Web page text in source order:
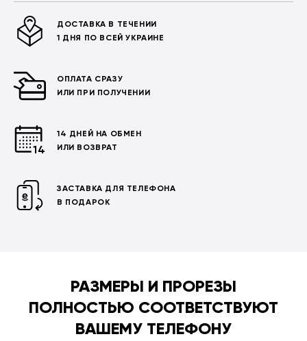
ДОСТАВКА В ТЕЧЕНИИ
1 ДНЯ ПО ВСЕЙ УКРАИНЕ
ОПЛАТА СРАЗУ
ИЛИ ПРИ ПОЛУЧЕНИИ
14 ДНЕЙ НА ОБМЕН
ИЛИ ВОЗВРАТ
ЗАСТАВКА ДЛЯ ТЕЛЕФОНА
В ПОДАРОК
РАЗМЕРЫ И ПРОРЕЗЫ
ПОЛНОСТЬЮ СООТВЕТСТВУЮТ
ВАШЕМУ ТЕЛЕФОНУ